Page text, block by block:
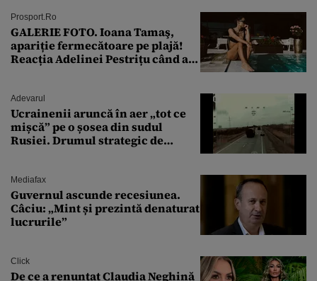
Prosport.ro
GALERIE FOTO. Ioana Tamaş,
apariție fermecătoare pe plajă!
Reacția Adelinei Pestrițu când a
Adevarul
Ucrainenii aruncă în aer „tot ce
mișcă” pe o șosea din sudul
Rusiei. Drumul strategic de
Mediafax
Guvernul ascunde recesiunea.
Câciu: „Mint și prezintă denaturat
lucrurile”
Click
De ce a renunțat Claudia Neghină